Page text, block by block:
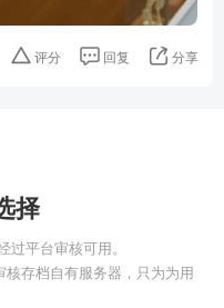
评分 回复 分享
择
平台审核可用。
存档自有服务器，只为为用